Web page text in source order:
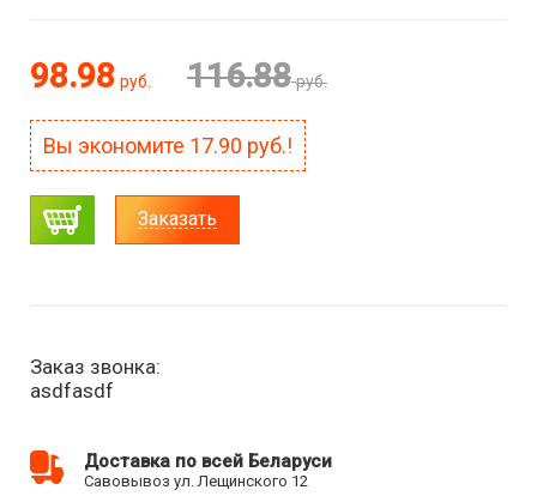
98.98 руб. 116.88 руб.
Вы экономите 17.90 руб.!
Заказать
Заказ звонка:
asdfasdf
Доставка по всей Беларуси
Савовывоз ул. Лещинского 12